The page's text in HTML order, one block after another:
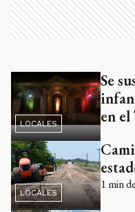
LOCALES
Se
en
LOCALES
1 min